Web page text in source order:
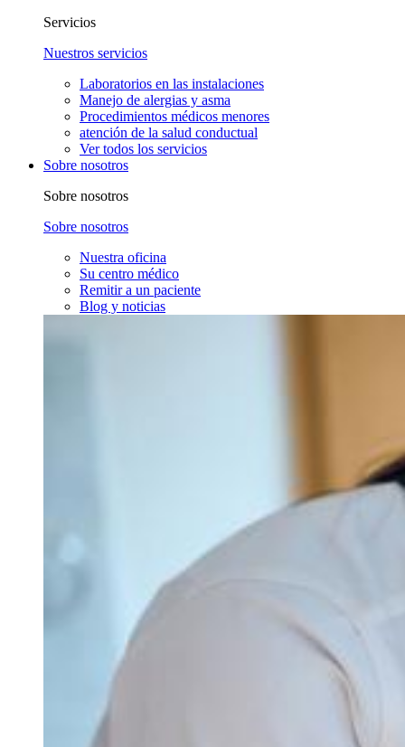
Servicios
Nuestros servicios
Laboratorios en las instalaciones
Manejo de alergias y asma
Procedimientos médicos menores
atención de la salud conductual
Ver todos los servicios
Sobre nosotros
Sobre nosotros
Sobre nosotros
Nuestra oficina
Su centro médico
Remitir a un paciente
Blog y noticias